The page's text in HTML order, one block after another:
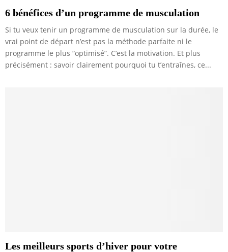
6 bénéfices d’un programme de musculation
Si tu veux tenir un programme de musculation sur la durée, le
vrai point de départ n’est pas la méthode parfaite ni le
programme le plus “optimisé”. C’est la motivation. Et plus
précisément : savoir clairement pourquoi tu t’entraînes, ce...
Les meilleurs sports d’hiver pour votre